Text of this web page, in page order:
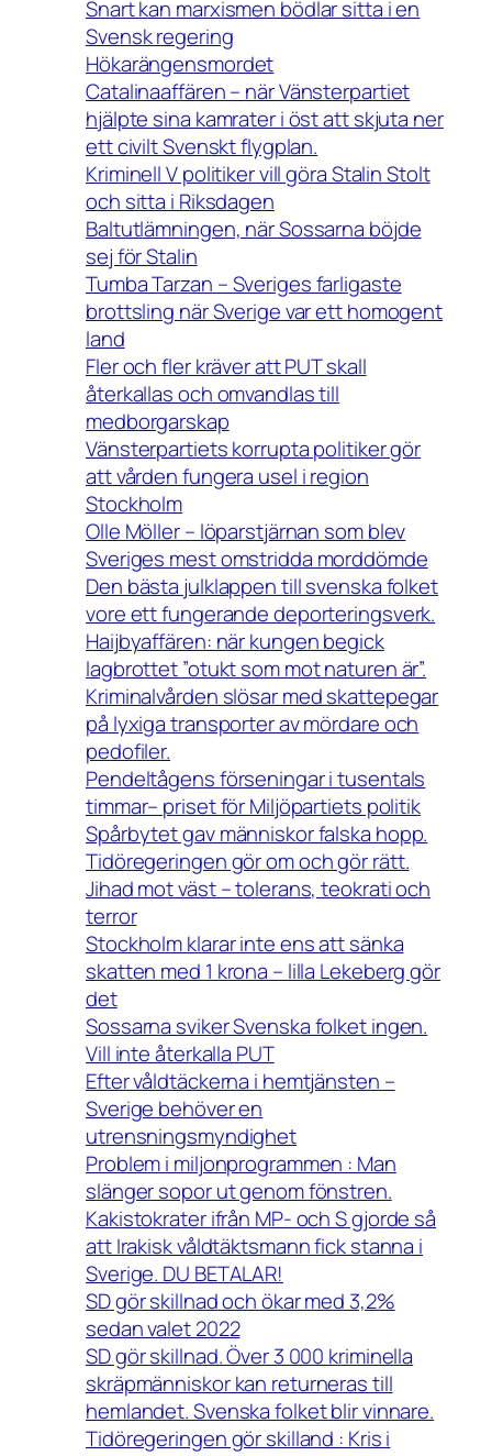
Snart kan marxismen bödlar sitta i en
Svensk regering
Hökarängensmordet
Catalinaaffären – när Vänsterpartiet
hjälpte sina kamrater i öst att skjuta ner
ett civilt Svenskt flygplan.
Kriminell V politiker vill göra Stalin Stolt
och sitta i Riksdagen
Baltutlämningen, när Sossarna böjde
sej för Stalin
Tumba Tarzan – Sveriges farligaste
brottsling när Sverige var ett homogent
land
Fler och fler kräver att PUT skall
återkallas och omvandlas till
medborgarskap
Vänsterpartiets korrupta politiker gör
att vården fungera usel i region
Stockholm
Olle Möller – löparstjärnan som blev
Sveriges mest omstridda morddömde
Den bästa julklappen till svenska folket
vore ett fungerande deporteringsverk.
Haijbyaffären: när kungen begick
lagbrottet ”otukt som mot naturen är”.
Kriminalvården slösar med skattepegar
på lyxiga transporter av mördare och
pedofiler.
Pendeltågens förseningar i tusentals
timmar– priset för Miljöpartiets politik
Spårbytet gav människor falska hopp.
Tidöregeringen gör om och gör rätt.
Jihad mot väst – tolerans, teokrati och
terror
Stockholm klarar inte ens att sänka
skatten med 1 krona – lilla Lekeberg gör
det
Sossarna sviker Svenska folket ingen.
Vill inte återkalla PUT
Efter våldtäckerna i hemtjänsten –
Sverige behöver en
utrensningsmyndighet
Problem i miljonprogrammen : Man
slänger sopor ut genom fönstren.
Kakistokrater ifrån MP- och S gjorde så
att Irakisk våldtäktsmann fick stanna i
Sverige. DU BETALAR!
SD gör skillnad och ökar med 3,2%
sedan valet 2022
SD gör skillnad. Över 3 000 kriminella
skräpmänniskor kan returneras till
hemlandet. Svenska folket blir vinnare.
Tidöregeringen gör skilland : Kris i